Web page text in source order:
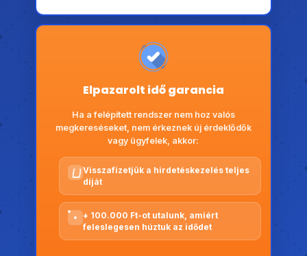
Elpazarolt idő garancia
Ha a felépített rendszer nem hoz valós
megkereséseket, nem érkeznek új érdeklődők
vagy ügyfelek, akkor:
Visszafizetjük a hirdetéskezelés teljes
díját
+ 100.000 Ft-ot utalunk, amiért
feleslegesen húztuk az idődet